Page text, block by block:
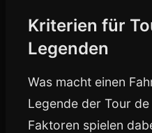
Kriterien für
Legenden
Was macht einen
Legende der Tour
Faktoren spielen